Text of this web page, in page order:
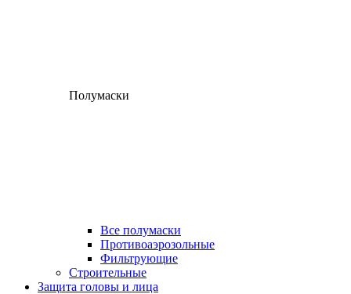
Полумаски
Все полумаски
Противоаэрозольные
Фильтрующие
Строительные
Защита головы и лица